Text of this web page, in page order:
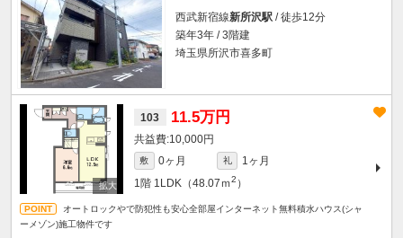
西武新宿線新所沢駅 / 徒歩12分
築年3年 / 3階建
埼玉県所沢市喜多町
103 11.5万円
10,000円
敷 0ヶ月 礼
1ヶ月
1階 1LDK（48.07ｍ2 ）
オートロックやで防犯性も安心全部屋インターネット無料積水ハウス(シャ
ーメゾン)施工物件です